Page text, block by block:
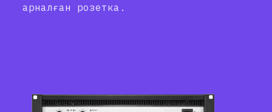
арналған розетка.